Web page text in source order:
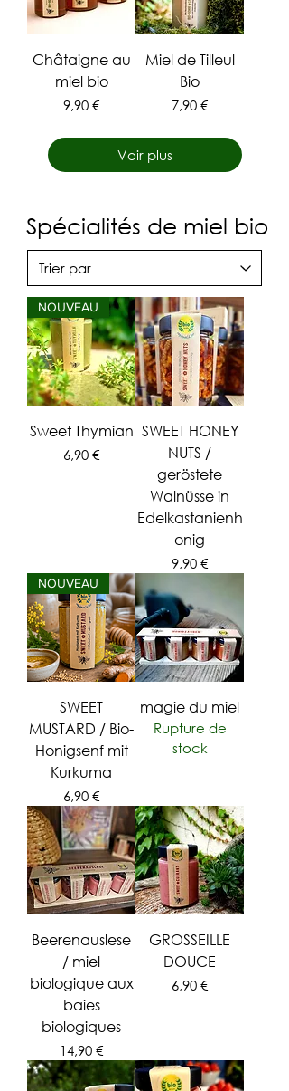
Châtaigne au
miel bio
Prix
9,90 €
Miel de Tilleul
Bio
Prix
7,90 €
Voir plus
Spécialités de miel bio
NOUVEAU
Sweet Thymian
Prix
6,90 €
SWEET HONEY
NUTS /
geröstete
Walnüsse in
Edelkastanienh
onig
Prix
9,90 €
NOUVEAU
SWEET
MUSTARD / Bio-
Honigsenf mit
Kurkuma
Prix
6,90 €
magie du miel
Rupture de
stock
Beerenauslese
/ miel
biologique aux
baies
biologiques
Prix
14,90 €
GROSSEILLE
DOUCE
Prix
6,90 €